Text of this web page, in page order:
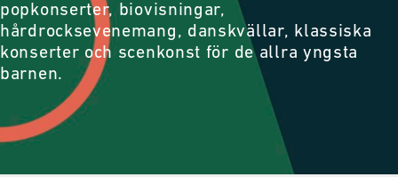
popkonserter, biovisningar,
hårdrocksevenemang, danskvällar, klassiska
konserter och scenkonst för de allra yngsta
barnen.